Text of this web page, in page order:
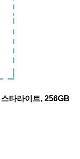
타라이트, 256GB